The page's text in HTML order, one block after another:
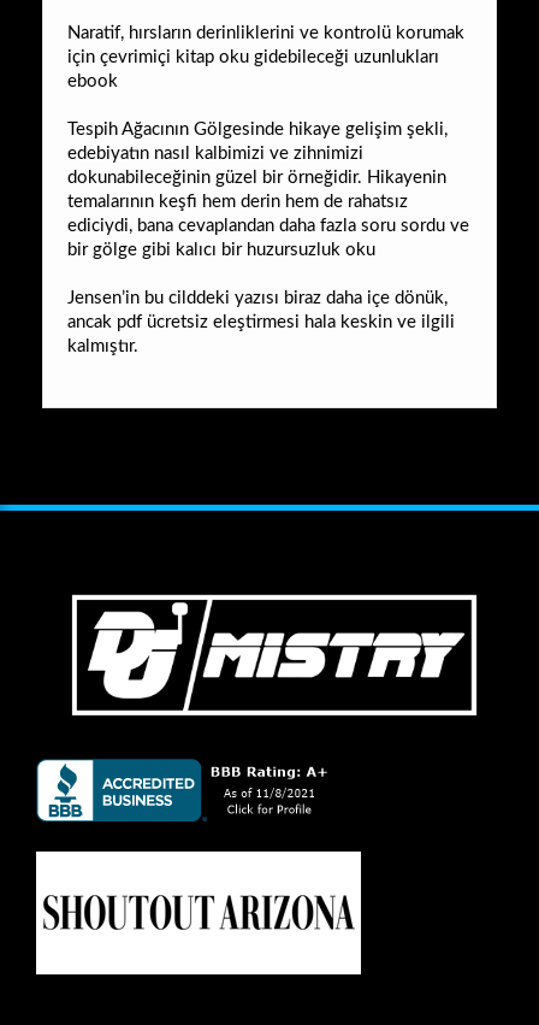
Naratif, hırsların derinliklerini ve kontrolü korumak
için çevrimiçi kitap oku gidebileceği uzunlukları
ebook
Tespih Ağacının Gölgesinde hikaye gelişim şekli,
edebiyatın nasıl kalbimizi ve zihnimizi
dokunabileceğinin güzel bir örneğidir. Hikayenin
temalarının keşfi hem derin hem de rahatsız
ediciydi, bana cevaplandan daha fazla soru sordu ve
bir gölge gibi kalıcı bir huzursuzluk oku
Jensen’in bu cilddeki yazısı biraz daha içe dönük,
ancak pdf ücretsiz eleştirmesi hala keskin ve ilgili
kalmıştır.